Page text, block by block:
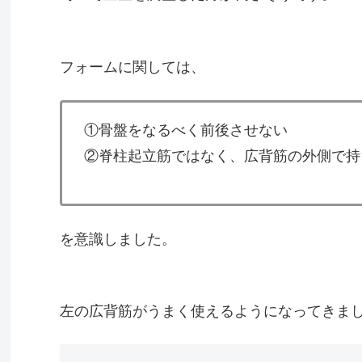
フォームに関しては、
①骨盤をなるべく前後させない
②脊柱起立筋ではなく、広背筋の外側で持
を意識しました。
左の広背筋がうまく使えるようになってきまし